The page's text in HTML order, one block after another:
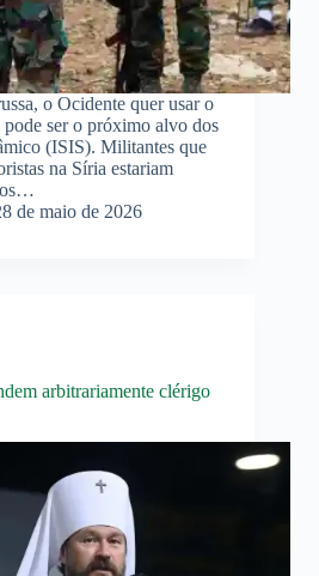
o Ocidente quer usar o
ser o próximo alvo dos
(ISIS). Militantes que
na Síria estariam
de maio de 2026
arbitrariamente clérigo